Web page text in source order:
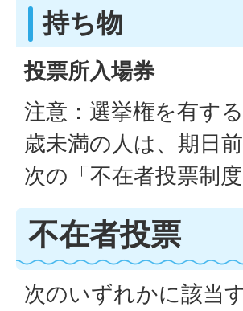
持ち物
投票所入場券
注意：選挙権を有す
歳未満の人は、期日
次の「不在者投票制
不在者投票
次のいずれかに該当